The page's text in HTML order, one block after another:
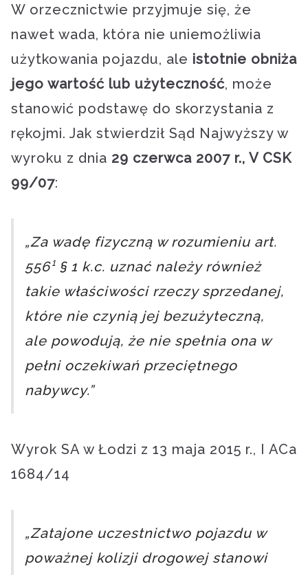
W orzecznictwie przyjmuje się, że
nawet wada, która nie uniemożliwia
użytkowania pojazdu, ale istotnie obniża
jego wartość lub użyteczność, może
stanowić podstawę do skorzystania z
rękojmi. Jak stwierdził Sąd Najwyższy w
wyroku z dnia 29 czerwca 2007 r., V CSK
99/07:
„Za wadę fizyczną w rozumieniu art.
556¹ § 1 k.c. uznać należy również
takie właściwości rzeczy sprzedanej,
które nie czynią jej bezużyteczną,
ale powodują, że nie spełnia ona w
pełni oczekiwań przeciętnego
nabywcy.”
Wyrok SA w Łodzi z 13 maja 2015 r., I ACa
1684/14
„Zatajone uczestnictwo pojazdu w
poważnej kolizji drogowej stanowi